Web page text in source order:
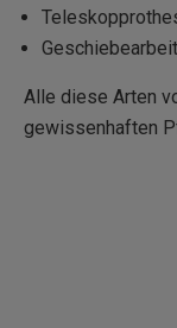
Alle diese Arten
gewissenhaften